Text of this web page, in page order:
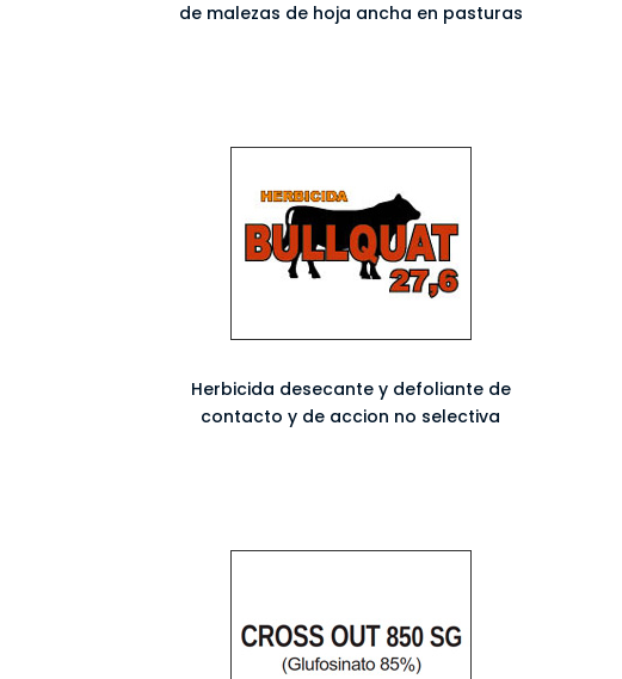
de malezas de hoja ancha en pasturas
Herbicida desecante y defoliante de
contacto y de accion no selectiva